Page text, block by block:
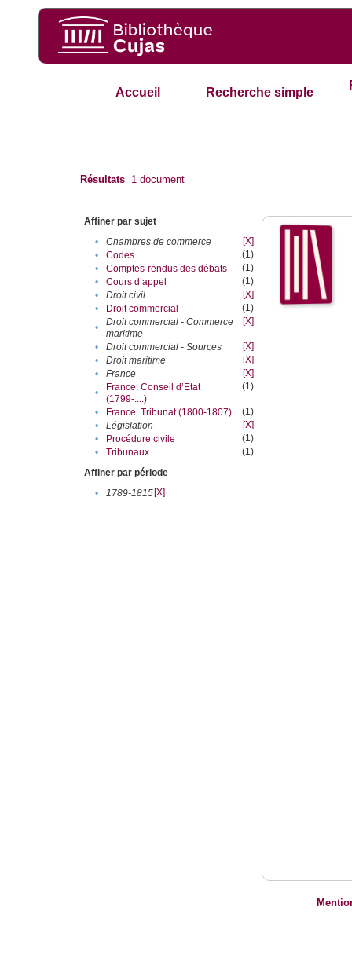
Accueil Recherche simple
Résultats 1 document
Affiner par sujet
•
Chambres de commerce
[X]
•
Codes
(1)
•
Comptes-rendus des débats
(1)
•
Cours d’appel
(1)
•
Droit civil
[X]
•
Droit commercial
(1)
•
Droit commercial - Commerce
maritime
[X]
• Droit commercial - Sources
[X]
•
Droit maritime
[X]
•
France
[X]
•
France. Conseil d’Etat
(1799-....)
(1)
• France. Tribunat (1800-1807)
(1)
•
Législation
[X]
•
Procédure civile
(1)
•
Tribunaux
(1)
Affiner par période
•
1789-1815[X]